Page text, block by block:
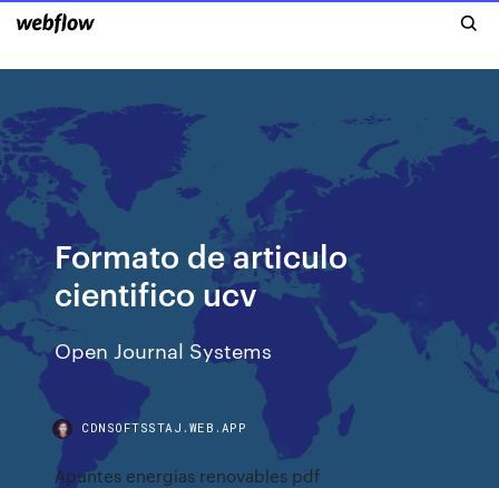
Formato de articulo
cientifico ucv
Open Journal Systems
CDNSOFTSSTAJ.WEB.APP
Apuntes energias renovables pdf